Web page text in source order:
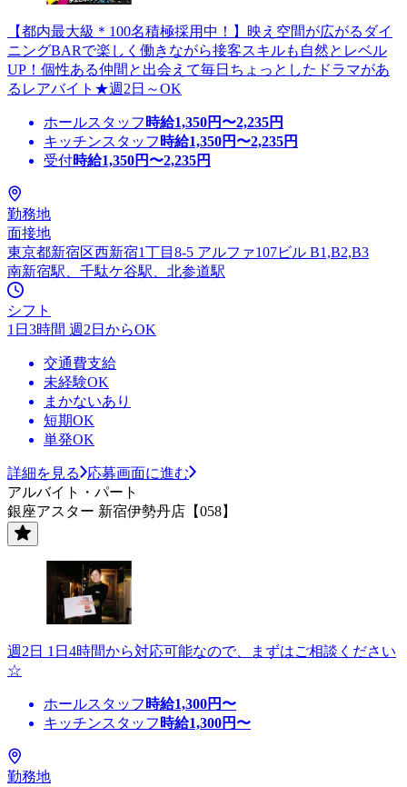
【都内最大級＊100名積極採用中！】映え空間が広がるダイ
ニングBARで楽しく働きながら接客スキルも自然とレベル
UP！個性ある仲間と出会えて毎日ちょっとしたドラマがあ
るレアバイト★週2日～OK
ホールスタッフ 時給1,350円〜2,235円
キッチンスタッフ 時給1,350円〜2,235円
受付時給1,350円〜2,235円
勤務地
面接地
東京都新宿区西新宿1丁目8-5 アルファ107ビル B1,B2,B3
南新宿駅、千駄ケ谷駅、北参道駅
シフト
1日3時間 週2日からOK
交通費支給
未経験OK
まかないあり
短期OK
単発OK
詳細を見る
応募画面に進む
アルバイト・パート
銀座アスター 新宿伊勢丹店【058】
週2日 1日4時間から対応可能なので、まずはご相談ください
☆
ホールスタッフ 時給1,300円〜
キッチンスタッフ 時給1,300円〜
勤務地